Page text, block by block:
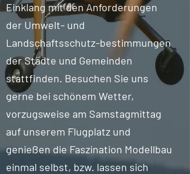
Einklang mit den Anforderungen
der Umwelt- und
Landschaftsschutz-bestimmungen
der Städte und Gemeinden
stattfinden. Besuchen Sie uns
gerne bei schönem Wetter,
vorzugsweise am Samstagmittag
auf unserem Flugplatz und
genießen die Faszination Modellbau
einmal selbst, bzw. lassen sich